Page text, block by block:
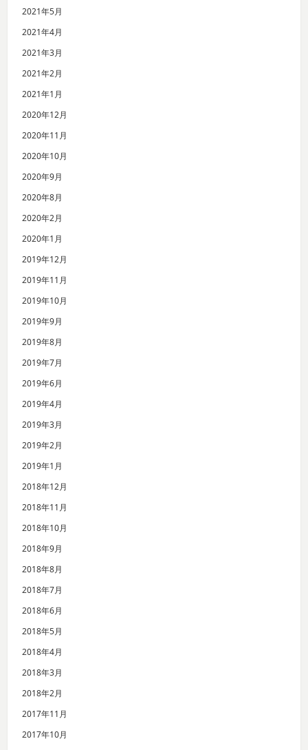
2021年5月
2021年4月
2021年3月
2021年2月
2021年1月
2020年12月
2020年11月
2020年10月
2020年9月
2020年8月
2020年2月
2020年1月
2019年12月
2019年11月
2019年10月
2019年9月
2019年8月
2019年7月
2019年6月
2019年4月
2019年3月
2019年2月
2019年1月
2018年12月
2018年11月
2018年10月
2018年9月
2018年8月
2018年7月
2018年6月
2018年5月
2018年4月
2018年3月
2018年2月
2017年11月
2017年10月